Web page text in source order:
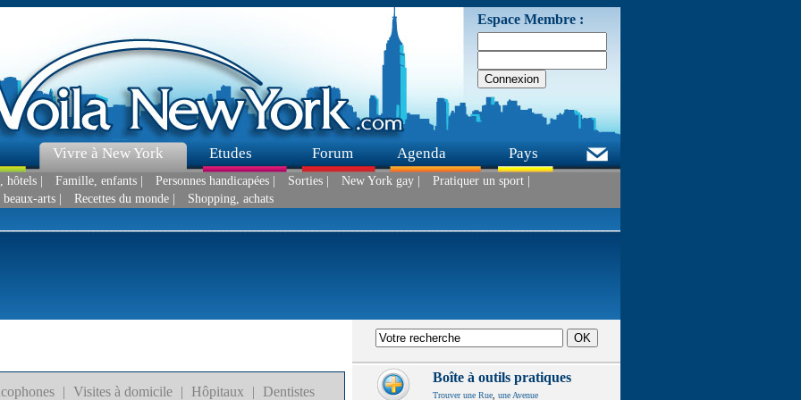
Espace Membre :
Vivre à New York
| Famille, enfants | Personnes handicapées | Sorties | New York gay |
Pratiquer un sport |
arts |
Recettes du monde | Shopping, achats
Etudes Forum Agenda Pays
| Visites à domicile | Hôpitaux |
Dentistes
Boîte à outils pratiques
Trouver une Rue une Avenue